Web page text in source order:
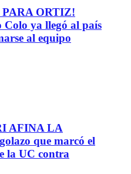
PARA ORTIZ!
Colo ya llegó al país
al equipo
AFINA LA
que marcó el
la UC contra